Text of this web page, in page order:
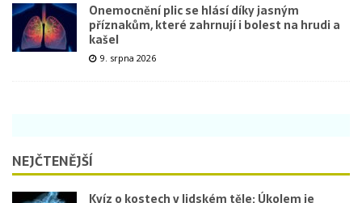
Onemocnění plic se hlásí díky jasným
příznakům, které zahrnují i bolest na hrudi a
kašel
9. srpna 2026
NEJČTENĚJŠÍ
Kvíz o kostech v lidském těle: Úkolem je